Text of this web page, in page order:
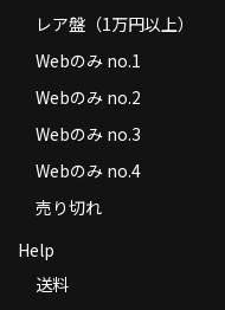
レア盤（1万円以上）
Webのみ no.1
Webのみ no.2
Webのみ no.3
Webのみ no.4
売り切れ
Help
送料